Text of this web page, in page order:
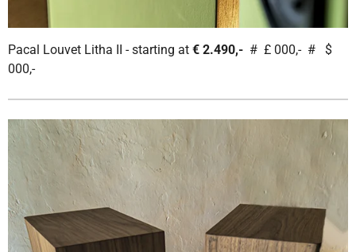
Pacal Louvet Litha II - starting at € 2.490,- # £ 000,- # $
000,-